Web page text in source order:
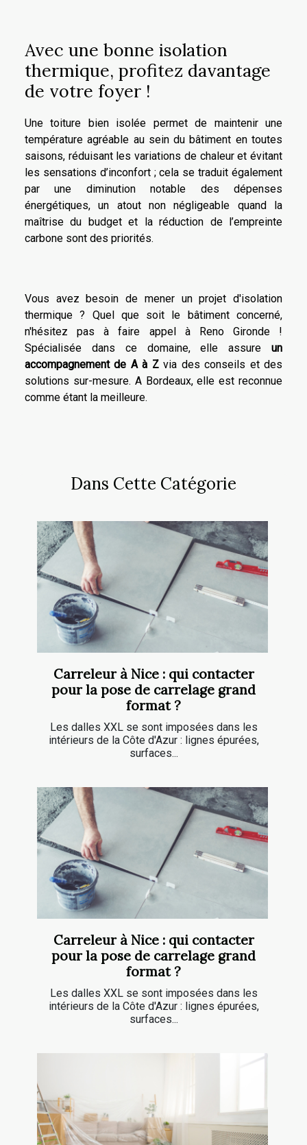
Avec une bonne isolation
thermique, profitez davantage
de votre foyer !
Une toiture bien isolée permet de maintenir une
température agréable au sein du bâtiment en toutes
saisons, réduisant les variations de chaleur et évitant
les sensations d’inconfort ; cela se traduit également
par une diminution notable des dépenses
énergétiques, un atout non négligeable quand la
maîtrise du budget et la réduction de l’empreinte
carbone sont des priorités.
Vous avez besoin de mener un projet d'isolation
thermique ? Quel que soit le bâtiment concerné,
n'hésitez pas à faire appel à Reno Gironde !
Spécialisée dans ce domaine, elle assure un
accompagnement de A à Zvia des conseils et des
solutions sur-mesure. A Bordeaux, elle est reconnue
comme étant la meilleure.
Dans Cette Catégorie
Carreleur à Nice : qui contacter
pour la pose de carrelage grand
format ?
Les dalles XXL se sont imposées dans les
intérieurs de la Côte d'Azur : lignes épurées,
surfaces...
Carreleur à Nice : qui contacter
pour la pose de carrelage grand
format ?
Les dalles XXL se sont imposées dans les
intérieurs de la Côte d'Azur : lignes épurées,
surfaces...